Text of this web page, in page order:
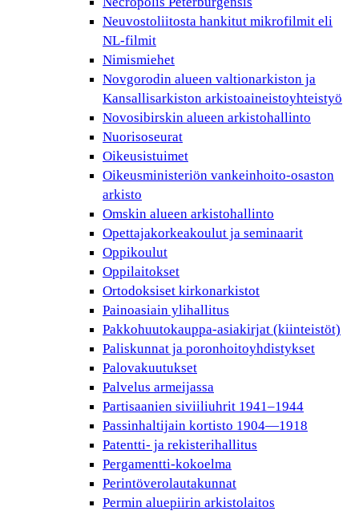
Neuvostoliitosta hankitut mikrofilmit eli
NL-filmit
Nimismiehet
Novgorodin alueen valtionarkiston ja
Kansallisarkiston arkistoaineistoyhteistyö
Novosibirskin alueen arkistohallinto
Nuorisoseurat
Oikeusistuimet
Oikeusministeriön vankeinhoito-osaston
arkisto
Omskin alueen arkistohallinto
Opettajakorkeakoulut ja seminaarit
Oppikoulut
Oppilaitokset
Ortodoksiset kirkonarkistot
Painoasiain ylihallitus
Pakkohuutokauppa-asiakirjat (kiinteistöt)
Paliskunnat ja poronhoitoyhdistykset
Palovakuutukset
Palvelus armeijassa
Partisaanien siviiliuhrit 1941–1944
Passinhaltijain kortisto 1904—1918
Patentti- ja rekisterihallitus
Pergamentti-kokoelma
Perintöverolautakunnat
Permin aluepiirin arkistolaitos